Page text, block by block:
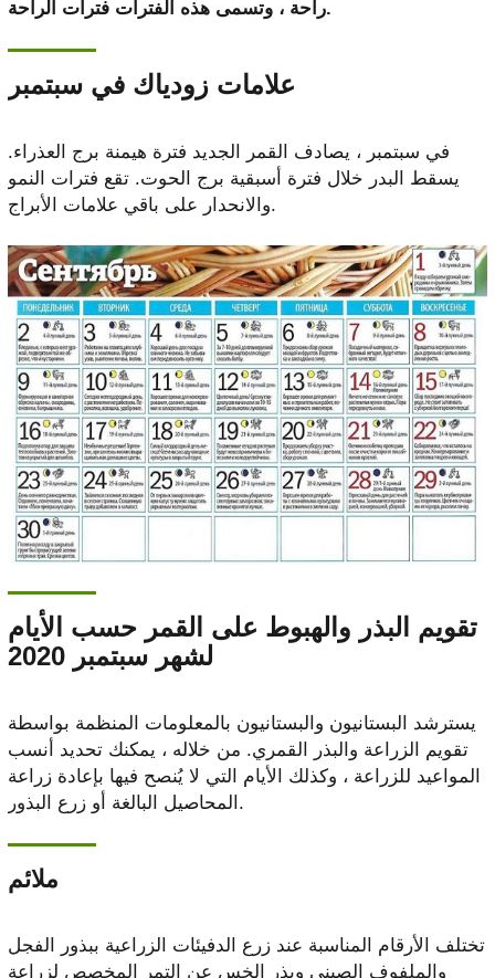
راحة ، وتسمى هذه الفترات فترات الراحة.
علامات زودياك في سبتمبر
في سبتمبر ، يصادف القمر الجديد فترة هيمنة برج العذراء.
يسقط البدر خلال فترة أسبقية برج الحوت. تقع فترات النمو
والانحدار على باقي علامات الأبراج.
تقويم البذر والهبوط على القمر حسب الأيام
لشهر سبتمبر 2020
يسترشد البستانيون والبستانيون بالمعلومات المنظمة بواسطة
تقويم الزراعة والبذر القمري. من خلاله ، يمكنك تحديد أنسب
المواعيد للزراعة ، وكذلك الأيام التي لا يُنصح فيها بإعادة زراعة
المحاصيل البالغة أو زرع البذور.
ملائم
تختلف الأرقام المناسبة عند زرع الدفيئات الزراعية ببذور الفجل
والملفوف الصيني وبذر الخس عن التمر المخصص لزراعة